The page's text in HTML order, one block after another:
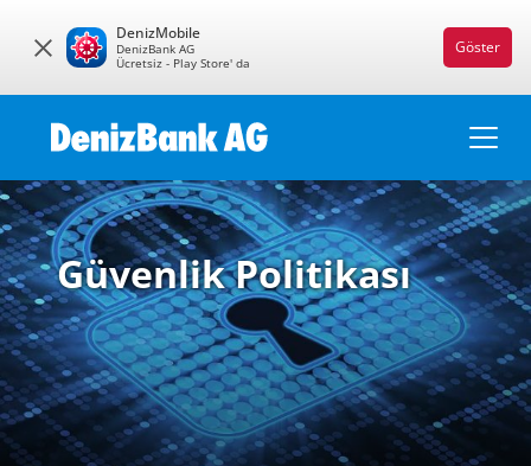
DenizMobile
DenizBank AG
Ücretsiz - Play Store' da
Göster
Güvenlik Politikası